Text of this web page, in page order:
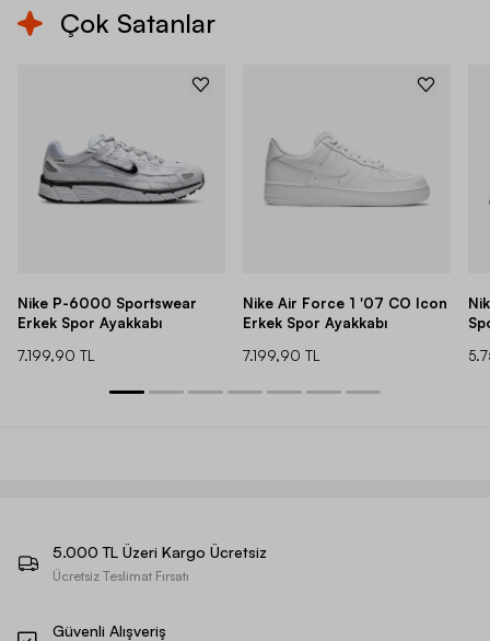
Çok Satanlar
Nike P-6000 Sportswear
Erkek Spor Ayakkabı
7.199,90 TL
Nike Air Force 1 '07 CO Icon
Erkek Spor Ayakkabı
7.199,90 TL
5.000 TL Üzeri Kargo Ücretsiz
Ücretsiz Teslimat Fırsatı
Güvenli Alışveriş